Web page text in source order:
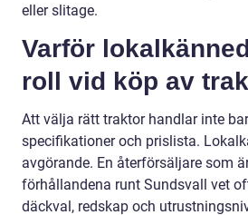
eller slitage.
Varför
roll vid köp av
Att välja rätt traktor handlar inte
specifikationer och prislista.
avgörande. En återförsäljare som
förhållandena runt Sundsvall vet
däckval, redskap och